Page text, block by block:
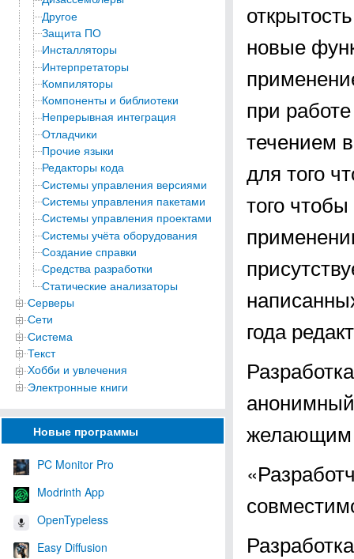
Другое
Защита ПО
Инсталляторы
Интерпретаторы
Компиляторы
Компоненты и библиотеки
Непрерывная интеграция
Отладчики
Прочие языки
Редакторы кода
Системы управления версиями
Системы управления пакетами
Системы управления проектами
Системы учёта оборудования
Создание справки
Средства разработки
Статические анализаторы
Серверы
Сети
Система
Текст
Хобби и увлечения
Электронные книги
Новые программы
PC Monitor Pro
Modrinth App
OpenTypeless
Easy Diffusion
новые
при
течением
для того
того
года
желающим